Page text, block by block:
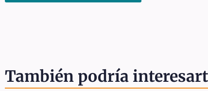
También podría